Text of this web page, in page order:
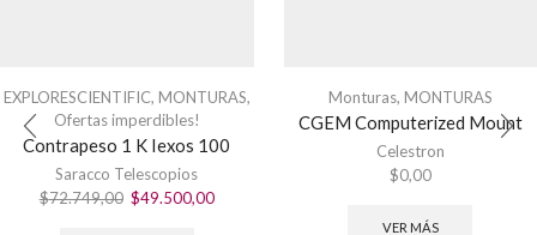
EXPLORESCIENTIFIC, MONTURAS,
Ofertas imperdibles!
Contrapeso 1 K Iexos 100
Saracco Telescopios
$72.749,00 El
$49.500,00El
Monturas, MONTURAS
CGEM Computerized Mount
Celestron
$0,00
VER MÁS